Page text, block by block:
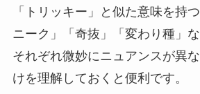
「トリッキー」と似た意味を持
ニーク」「奇抜」「変わり種」な
それぞれ微妙にニュアンスが異
けを理解しておくと便利です。